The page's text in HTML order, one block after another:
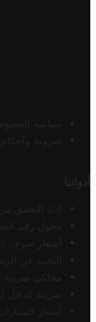
سياسة
شروط وأحكام
أدواتنا
أداة التحقق
محول رقم
أسعار صرف
البحث عن
محاكي ضريبة
ضريبة الدخل
أسعار